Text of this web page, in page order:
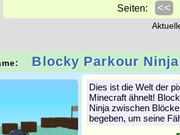
Seiten: <<
Blocky Parkour Ninja
Dies ist die Welt der
Minecraft ähnelt!
Ninja zwischen
begeben, um seine